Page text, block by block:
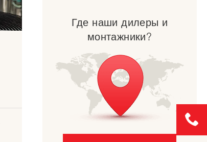
Где наши дилеры и
монтажники?